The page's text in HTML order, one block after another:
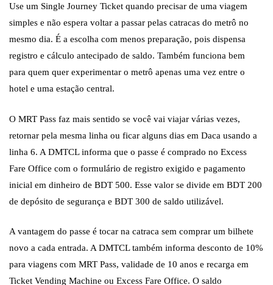
Use um Single Journey Ticket quando precisar de uma viagem
simples e não espera voltar a passar pelas catracas do metrô no
mesmo dia. É a escolha com menos preparação, pois dispensa
registro e cálculo antecipado de saldo. Também funciona bem
para quem quer experimentar o metrô apenas uma vez entre o
hotel e uma estação central.
O MRT Pass faz mais sentido se você vai viajar várias vezes,
retornar pela mesma linha ou ficar alguns dias em Daca usando a
linha 6. A DMTCL informa que o passe é comprado no Excess
Fare Office com o formulário de registro exigido e pagamento
inicial em dinheiro de BDT 500. Esse valor se divide em BDT 200
de depósito de segurança e BDT 300 de saldo utilizável.
A vantagem do passe é tocar na catraca sem comprar um bilhete
novo a cada entrada. A DMTCL também informa desconto de 10%
para viagens com MRT Pass, validade de 10 anos e recarga em
Ticket Vending Machine ou Excess Fare Office. O saldo